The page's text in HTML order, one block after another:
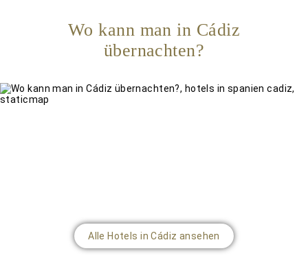
Wo kann man in Cádiz
übernachten?
Alle Hotels in Cádiz ansehen